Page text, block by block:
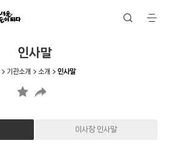
전
검
인사말
기관소개 소개 인사말
이사장 인사말